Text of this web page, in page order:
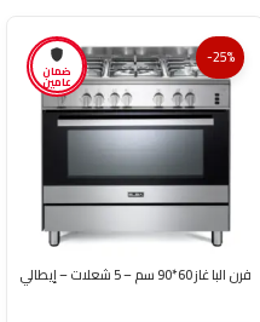
ضمان
عامين
-25%
فرن البا غاز 60*90 سم – 5 شعلات – إيطالي